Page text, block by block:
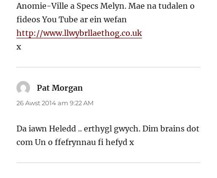
Anomie-Ville a Specs Melyn. Mae na tudalen o
fideos You Tube ar ein wefan
http://www.llwybrllaethog.co.uk
x
Pat Morgan
dweud:
26 Awst 2014 am 9:22 AM
Da iawn Heledd .. erthygl gwych. Dim brains dot
com Un o ffefrynnau fi hefyd x